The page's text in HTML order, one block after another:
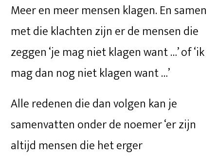
Meer en meer mensen klagen. En samen
met die klachten zijn er de mensen die
zeggen ‘je mag niet klagen want …’ of ‘ik
mag dan nog niet klagen want …’
Alle redenen die dan volgen kan je
samenvatten onder de noemer ‘er zijn
altijd mensen die het erger